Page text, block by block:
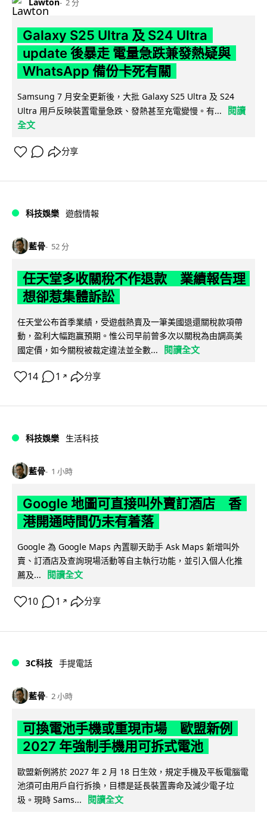
Lawton 2 分
Galaxy S25 Ultra 及 S24 Ultra
update 後暴走 電量急跌兼發熱疑與
WhatsApp 備份卡死有關
Samsung 7 月安全更新後，大批 Galaxy S25 Ultra 及 S24
Ultra 用戶反映裝置電量急跌、發熱甚至充電變慢。有...
閱讀
全文
分享
科技娛樂 遊戲情報
藍骨 52 分
任天堂多收關稅不作退款 業績報告理
想卻惹集體訴訟
任天堂公布首季業績，受遊戲熱賣及一筆美國退還關稅款項帶
動，盈利大幅跑贏預期。惟公司早前曾多次以關稅為由調高美
國定價，如今關稅被裁定違法並全數...
閱讀全文
14 1 ↗ 分享
科技娛樂 生活科技
藍骨 1 小時
Google 地圖可直接叫外賣訂酒店 香
港開通時間仍未有着落
Google 為 Google Maps 內置聊天助手 Ask Maps 新增叫外
賣、訂酒店及查詢現場活動等自主執行功能，並引入個人化推
薦及...
閱讀全文
10 1 ↗ 分享
3C科技 手提電話
藍骨 2 小時
可換電池手機或重現市場 歐盟新例
2027 年強制手機用可拆式電池
歐盟新例將於 2027 年 2 月 18 日生效，規定手機及平板電腦電
池須可由用戶自行拆換，目標是延長裝置壽命及減少電子垃
圾。現時 Sams...
閱讀全文